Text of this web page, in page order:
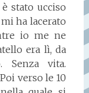
stato ucciso
ha lacerato
io me ne
era lì, da
Senza vita.
verso le 10